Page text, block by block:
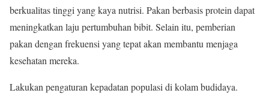
berkualitas tinggi yang kaya nutrisi. Pakan berbasis protein dapat
meningkatkan laju pertumbuhan bibit. Selain itu, pemberian
pakan dengan frekuensi yang tepat akan membantu menjaga
kesehatan mereka.
Lakukan pengaturan kepadatan populasi di kolam budidaya.